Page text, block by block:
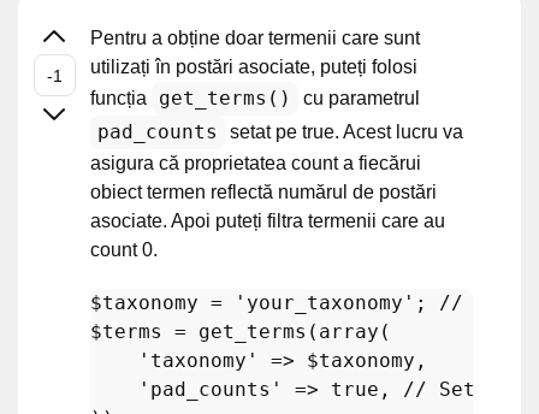
Pentru a obține doar termenii care sunt
utilizați în postări asociate, puteți folosi
funcția
get_terms() cu parametrul
pad_counts
setat pe true. Acest lucru va
asigura că proprietatea count a fiecărui
obiect termen reflectă numărul de postări
asociate. Apoi puteți filtra termenii care au
count 0.
$taxonomy = 'your_taxonomy' ; //
$terms
= get_terms ( array (
'taxonomy'
=> $taxonomy ,
'pad_counts'
=> true , // Setat